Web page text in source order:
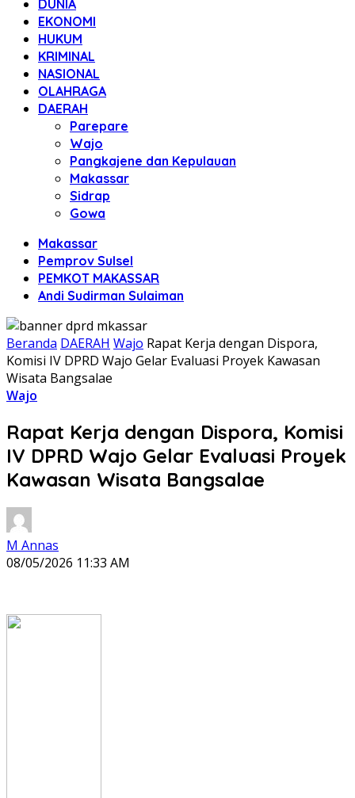
DUNIA
EKONOMI
HUKUM
KRIMINAL
NASIONAL
OLAHRAGA
DAERAH
Parepare
Wajo
Pangkajene dan Kepulauan
Makassar
Sidrap
Gowa
Makassar
Pemprov Sulsel
PEMKOT MAKASSAR
Andi Sudirman Sulaiman
Beranda DAERAH Wajo Rapat Kerja dengan Dispora,
Komisi IV DPRD Wajo Gelar Evaluasi Proyek Kawasan
Wisata Bangsalae
Wajo
Rapat Kerja dengan Dispora, Komisi
IV DPRD Wajo Gelar Evaluasi Proyek
Kawasan Wisata Bangsalae
M Annas
08/05/2026 11:33 AM